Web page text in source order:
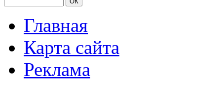
Главная
Карта сайта
Реклама